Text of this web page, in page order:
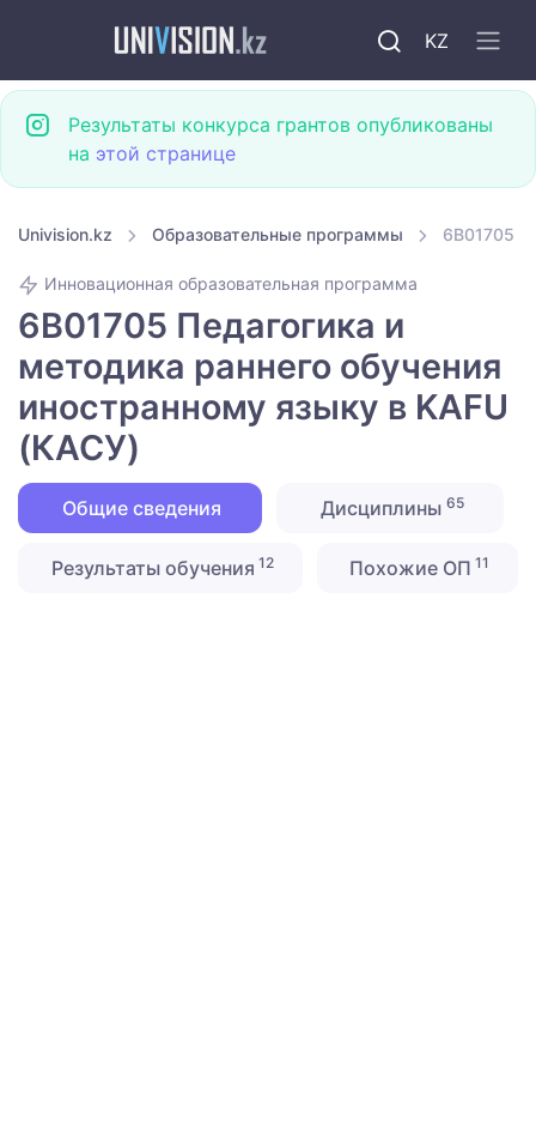
KZ
Результаты конкурса грантов опубликованы
на этой странице
Univision.kz Образовательные программы 6B01705
Инновационная образовательная программа
6B01705 Педагогика и
методика раннего обучения
иностранному языку в KAFU
(КАСУ)
Общие сведения Дисциплины 65
Результаты обучения 12 Похожие ОП 11